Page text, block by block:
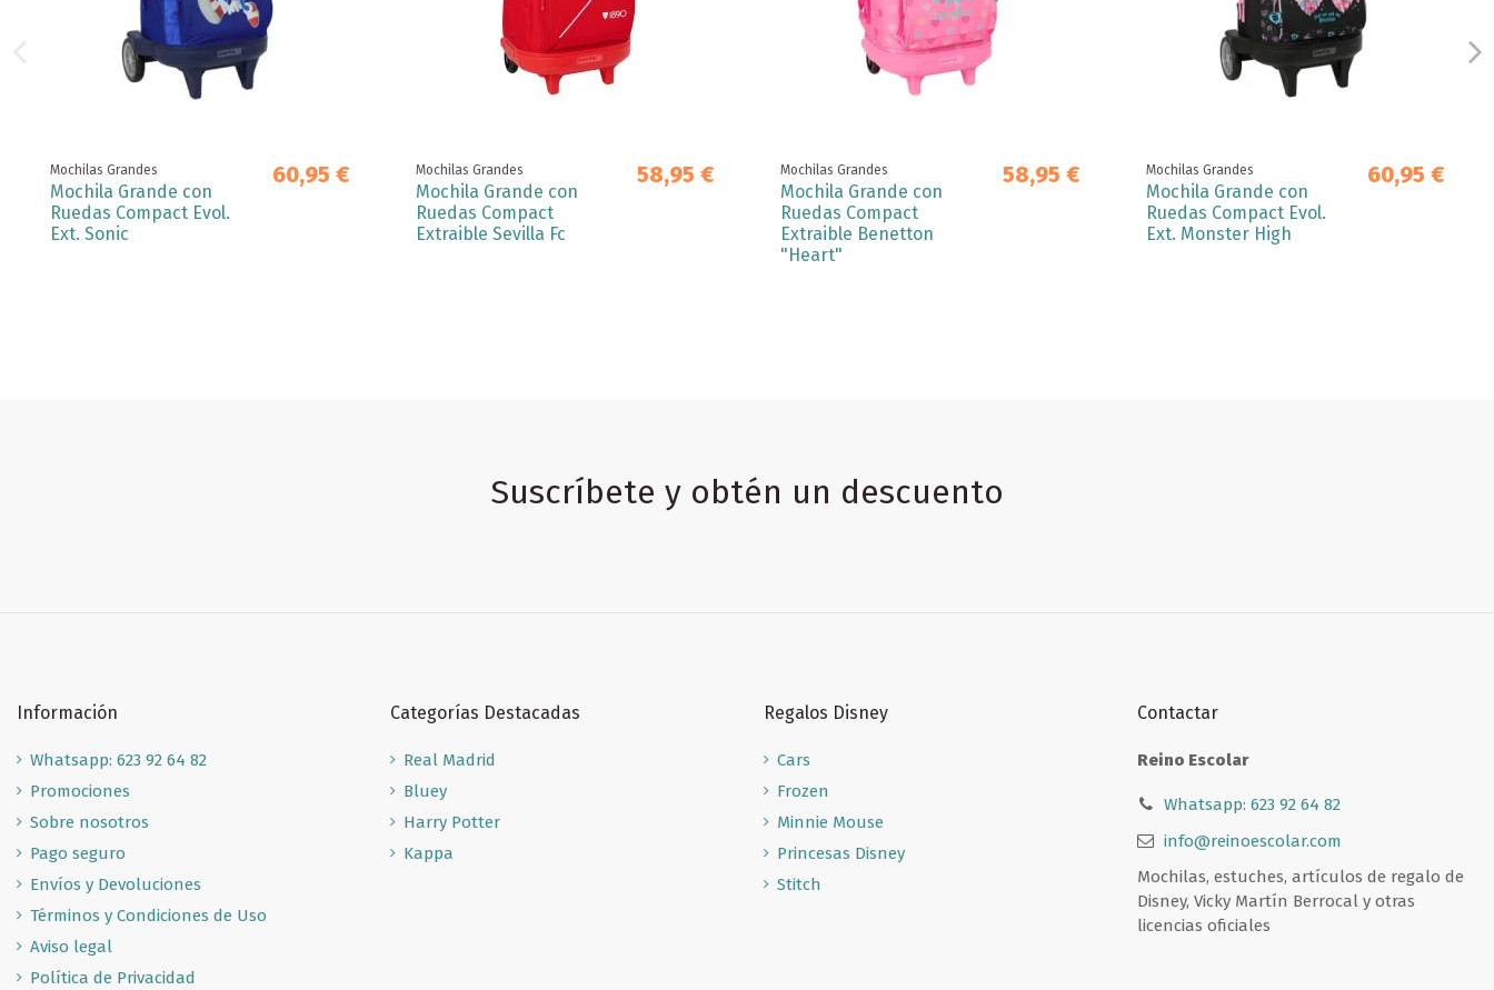
Mochilas Grandes
Mochila Grande con
Ruedas Compact Evol.
Ext. Sonic
60,95 € Mochilas Grandes
Mochila Grande con
Ruedas Compact
Extraible Sevilla Fc
58,95 € Mochilas Grandes
Mochila Grande con
Ruedas Compact
Extraible Benetton
"Heart"
58,95 € Mochilas Grandes
Mochila Grande con
Ruedas Compact Evol.
Ext. Monster High
60,95 €
Suscríbete y obtén un descuento
Información
Whatsapp: 623 92 64 82
Promociones
Sobre nosotros
Pago seguro
Envíos y Devoluciones
Términos y Condiciones de Uso
Aviso legal
Política de Privacidad
Categorías Destacadas
Real Madrid
Bluey
Harry Potter
Kappa
Regalos Disney
Cars
Frozen
Minnie Mouse
Princesas Disney
Stitch
Contactar
Reino Escolar
Whatsapp: 623 92 64 82
info@reinoescolar.com
Mochilas, estuches, artículos de regalo de
Disney, Vicky Martín Berrocal y otras
licencias oficiales